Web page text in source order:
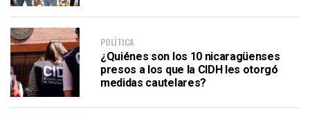
POLÍTICA
¿Quiénes son los 10 nicaragüenses
presos a los que la CIDH les otorgó
medidas cautelares?